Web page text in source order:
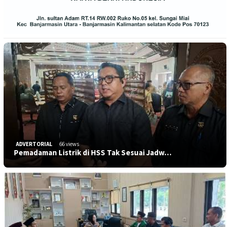
ADVERTORIAL 66 views
Pemadaman Listrik di HSS Tak Sesuai Jadw…